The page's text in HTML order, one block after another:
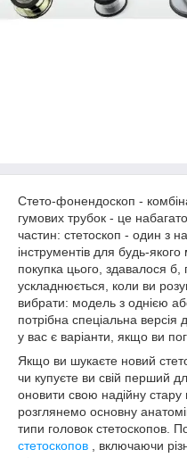
Стето-фонендоскоп -
гумових трубок - це
частин: стетоскоп - один з
інструментів для будь-
покупка цього, здавалося
ускладнюється, коли ви
вибрати: модель з однією
потрібна спеціальна версія
у вас є варіанти, якщо ви
Якщо ви шукаєте новий
чи купуєте ви свій перший
оновити свою надійну
розглянемо основну
типи головок стетоскопов.
стетоскопов , включаючи